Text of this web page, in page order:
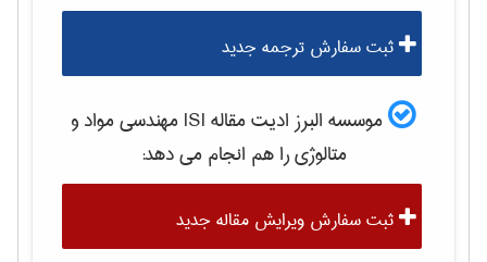
ثبت سفارش ترجمه جدید
موسسه البرز ادیت مقاله ISI
مهندسی مواد و
متالوژیرا هم انجام می دهد:
ثبت سفارش ویرایش مقاله جدید